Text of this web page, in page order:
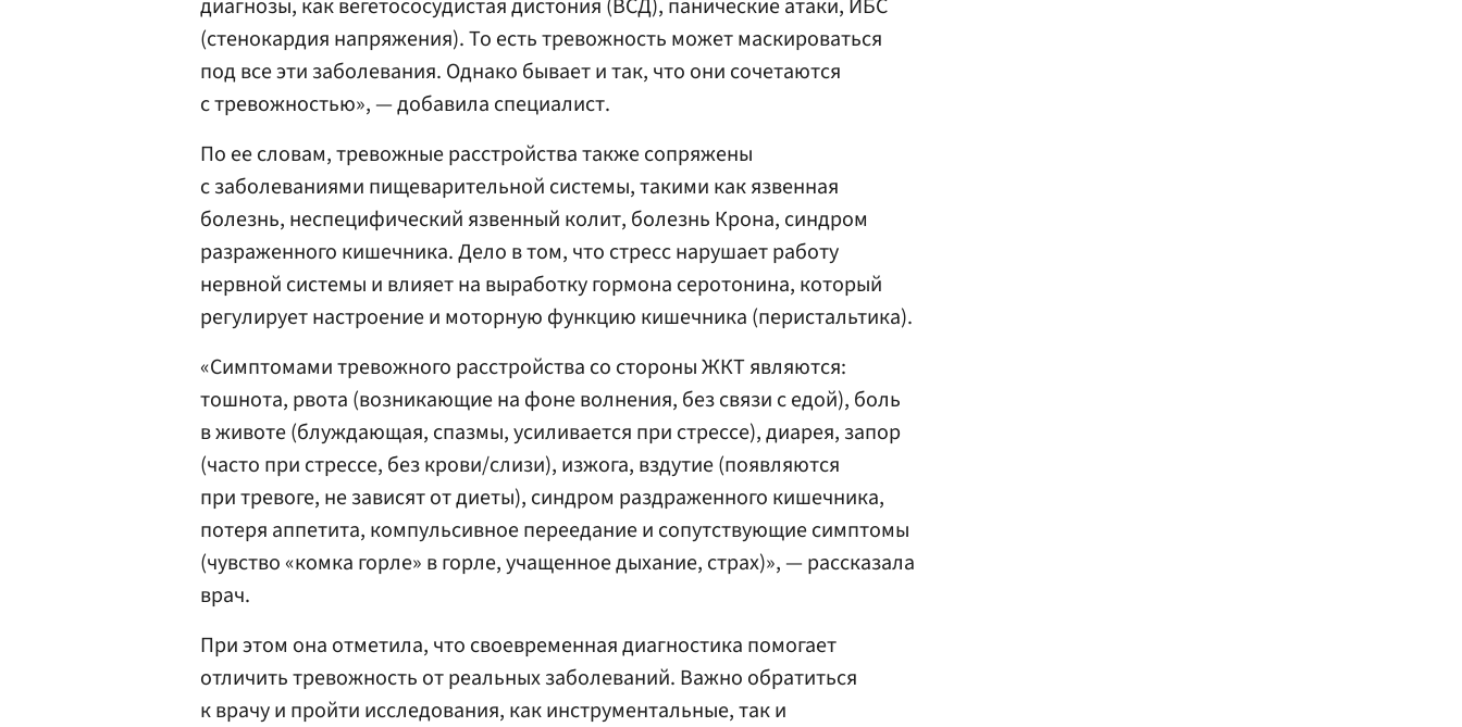
диагнозы, как вегетососудистая дистония (ВСД), панические атаки, ИБС
(стенокардия напряжения). То есть тревожность может маскироваться
под все эти заболевания. Однако бывает и так, что они сочетаются
с тревожностью», — добавила специалист.
По ее словам, тревожные расстройства также сопряжены
с заболеваниями пищеварительной системы, такими как язвенная
болезнь, неспецифический язвенный колит, болезнь Крона, синдром
разраженного кишечника. Дело в том, что стресс нарушает работу
нервной системы и влияет на выработку гормона серотонина, который
регулирует настроение и моторную функцию кишечника (перистальтика).
«Симптомами тревожного расстройства со стороны ЖКТ являются:
тошнота, рвота (возникающие на фоне волнения, без связи с едой), боль
в животе (блуждающая, спазмы, усиливается при стрессе), диарея, запор
(часто при стрессе, без крови/слизи), изжога, вздутие (появляются
при тревоге, не зависят от диеты), синдром раздраженного кишечника,
потеря аппетита, компульсивное переедание и сопутствующие симптомы
(чувство «комка горле» в горле, учащенное дыхание, страх)», — рассказала
врач.
При этом она отметила, что своевременная диагностика помогает
отличить тревожность от реальных заболеваний. Важно обратиться
к врачу и пройти исследования, как инструментальные, так и